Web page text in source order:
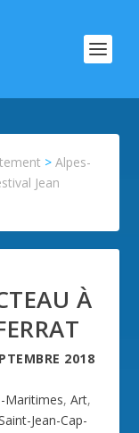
>Alpes-
Jean
À
2018
Maritimes, Art,
Jean-Cap-